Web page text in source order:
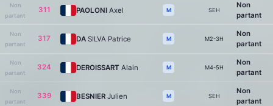
Non
partant
311 PAOLONI Axel M SEH
Non
partant
Non
partant
317 DA SILVA Patrice M M2-3H
Non
partant
Non
partant
324 DEROISSART Alain M M4-5H
Non
partant
Non
partant
339 BESNIER Julien M SEH
Non
partant